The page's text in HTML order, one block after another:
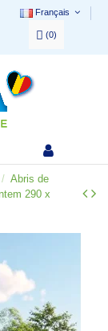
Français
(0)
Abris de
290 x